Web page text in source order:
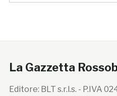
La Gazzetta
Editore: BLT s.r.l.s. - P.IVA